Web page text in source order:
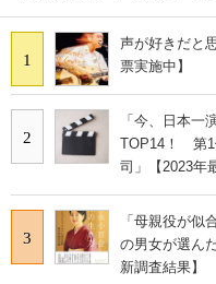
1
声が好きだと
票実施中】
2
「今、日本一
TOP14！ 第1
司」【2023年
3
「母親役が
の男女が選ん
新調査結果】